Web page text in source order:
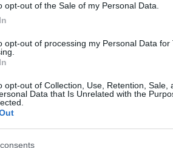
opt-out of the Sale of my Personal Data.
opt-out of processing my Personal Data for
opt-out of Collection, Use, Retention, Sale,
Data that Is Unrelated with the
Prossimo articolo